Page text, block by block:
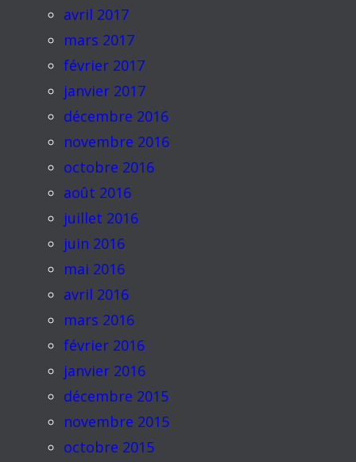
avril 2017
mars 2017
février 2017
janvier 2017
décembre 2016
novembre 2016
octobre 2016
août 2016
juillet 2016
juin 2016
mai 2016
avril 2016
mars 2016
février 2016
janvier 2016
décembre 2015
novembre 2015
octobre 2015